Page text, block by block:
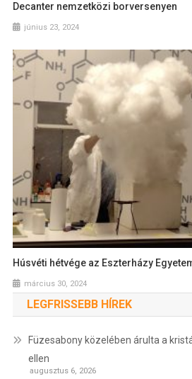
Decanter nemzetközi borversenyen
június 23, 2024
Húsvéti hétvége az Eszterházy
március 30, 2024
LEGFRISSEBB HÍREK
Füzesabony közelében árulta a
ellen
augusztus 6, 2026